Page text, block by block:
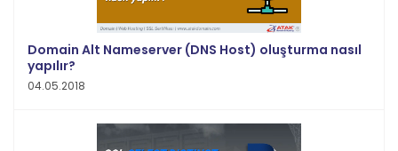
Domain Alt Nameserver (DNS Host) oluşturma nasıl
yapılır?
04.05.2018